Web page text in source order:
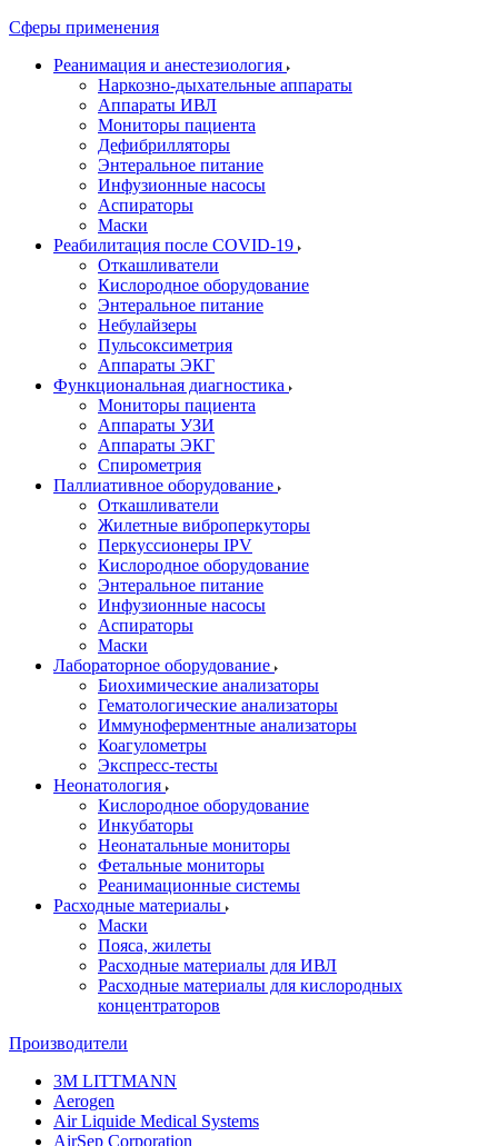
Сферы применения
Реанимация и анестезиология
Наркозно-дыхательные аппараты
Аппараты ИВЛ
Мониторы пациента
Дефибрилляторы
Энтеральное питание
Инфузионные насосы
Аспираторы
Маски
Реабилитация после COVID-19
Откашливатели
Кислородное оборудование
Энтеральное питание
Небулайзеры
Пульсоксиметрия
Аппараты ЭКГ
Функциональная диагностика
Мониторы пациента
Аппараты УЗИ
Аппараты ЭКГ
Спирометрия
Паллиативное оборудование
Откашливатели
Жилетные виброперкуторы
Перкуссионеры IPV
Кислородное оборудование
Энтеральное питание
Инфузионные насосы
Аспираторы
Маски
Лабораторное оборудование
Биохимические анализаторы
Гематологические анализаторы
Иммуноферментные анализаторы
Коагулометры
Экспресс-тесты
Неонатология
Кислородное оборудование
Инкубаторы
Неонатальные мониторы
Фетальные мониторы
Реанимационные системы
Расходные материалы
Маски
Пояса, жилеты
Расходные материалы для ИВЛ
Расходные материалы для кислородных
концентраторов
Производители
3M LITTMANN
Aerogen
Air Liquide Medical Systems
AirSep Corporation